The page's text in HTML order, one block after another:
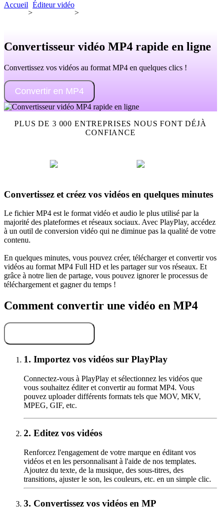
Accueil
>
Éditeur vidéo
>
Convertisseur vidéo MP4 rapide en ligne
Convertissez vos vidéos au format MP4 en quelques clics !
Convertir en MP4
PLUS DE 3 000 ENTREPRISES NOUS FONT DÉJÀ
CONFIANCE
Convertissez et créez vos vidéos en quelques minutes
Le fichier MP4 est le format vidéo et audio le plus utilisé par la
majorité des plateformes et réseaux sociaux. Avec PlayPlay, accédez
à un outil de conversion vidéo qui ne diminue pas la qualité de votre
contenu.
En quelques minutes, vous pouvez créer, télécharger et convertir vos
vidéos au format MP4 Full HD et les partager sur vos réseaux. Et
grâce à notre lien de partage, vous pouvez ignorer le processus de
téléchargement et gagner du temps !
Comment convertir une vidéo en MP4
1. Importez vos vidéos sur PlayPlay
Connectez-vous à PlayPlay et sélectionnez les vidéos que
vous souhaitez éditer et convertir au format MP4. Vous
pouvez uploader différents formats tels que MOV, MKV,
MPEG, GIF, etc.
2. Editez vos vidéos
Renforcez l'engagement de votre marque en éditant vos
vidéos et en les personnalisant à l'aide de nos templates.
Ajoutez du texte, de la musique, des sous-titres, des
transitions, ajuster le son, les couleurs, etc. en un simple clic.
3. Convertissez vos vidéos en MP